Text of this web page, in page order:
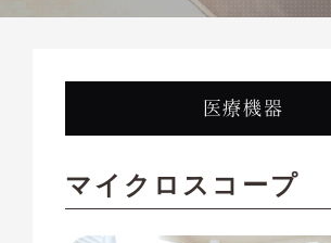
医療機器
マイクロスコープ